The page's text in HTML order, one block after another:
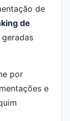
de
de